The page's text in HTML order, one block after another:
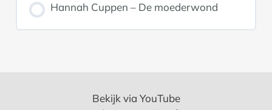
Hannah Cuppen – De moederwond
Bekijk via YouTube